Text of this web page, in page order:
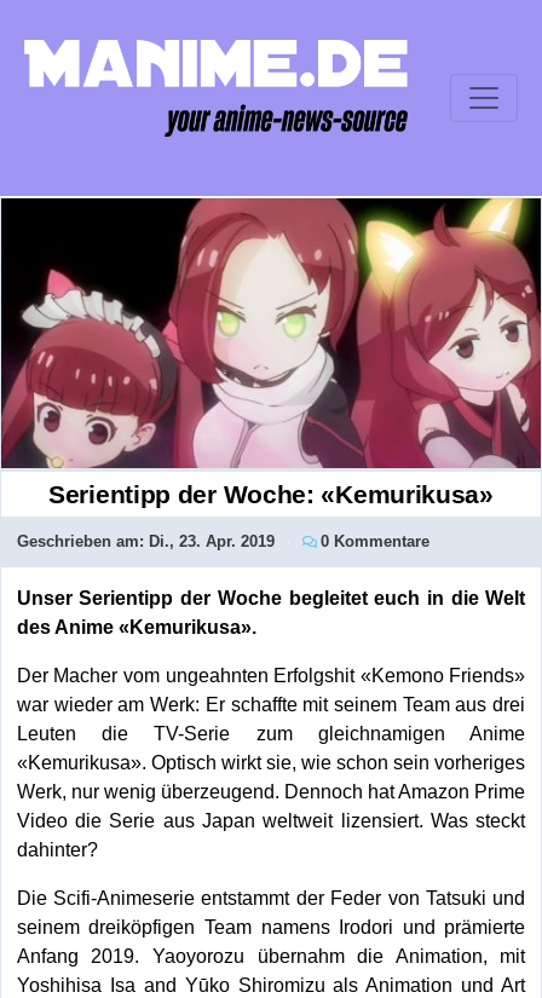
Serientipp der Woche: «Kemurikusa»
Geschrieben am: Di., 23. Apr. 2019 0 Kommentare
Unser Serientipp der Woche begleitet euch in die Welt
des Anime «Kemurikusa».
Der Macher vom ungeahnten Erfolgshit «Kemono Friends»
war wieder am Werk: Er schaffte mit seinem Team aus drei
Leuten die TV-Serie zum gleichnamigen Anime
«Kemurikusa». Optisch wirkt sie, wie schon sein vorheriges
Werk, nur wenig überzeugend. Dennoch hat Amazon Prime
Video die Serie aus Japan weltweit lizensiert. Was steckt
dahinter?
Die Scifi-Animeserie entstammt der Feder von Tatsuki und
seinem dreiköpfigen Team namens Irodori und prämierte
Anfang 2019. Yaoyorozu übernahm die Animation, mit
Yoshihisa Isa and Yūko Shiromizu als Animation und Art